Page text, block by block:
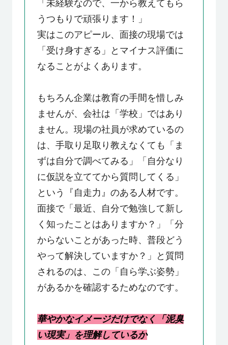
「未経験なので、一から教えてもら
うつもりで頑張ります！」
実はこのアピール、面接の現場では
「受け身すぎる」とマイナス評価に
なることがよくあります。
もちろん企業は教育の手間を惜しみ
ませんが、会社は「学校」ではあり
ません。現場の社員が求めているの
は、手取り足取り教えなくても「ま
ずは自分で調べてみる」「自分なり
に仮説を立ててから質問してくる」
という『自走力』のある人材です。
面接で「最近、自分で勉強して新し
く知ったことはありますか？」「分
からないことがあった時、普段どう
やって解決していますか？」と質問
されるのは、この「自ら学ぶ姿勢」
があるかを確認するためなのです。
華やかなイメージだけでなく「泥臭
い現実」を理解しているか